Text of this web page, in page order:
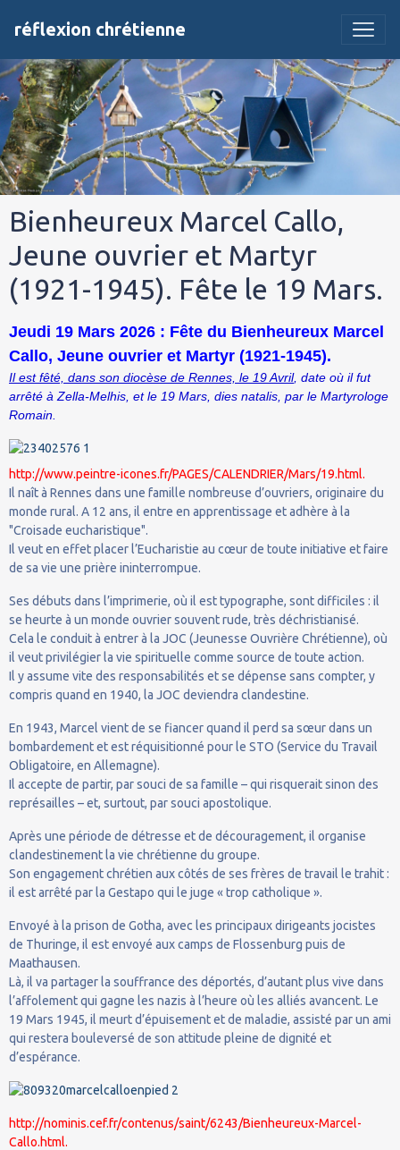
réflexion chrétienne
Bienheureux Marcel Callo,
Jeune ouvrier et Martyr
(1921-1945). Fête le 19 Mars.
Jeudi 19 Mars 2026 : Fête du Bienheureux Marcel
Callo, Jeune ouvrier et Martyr (1921-1945).
Il est fêté, dans son diocèse de Rennes, le 19 Avril, date où il fut
arrêté à Zella-Melhis, et le 19 Mars, dies natalis, par le Martyrologe
Romain.
http://www.peintre-icones.fr/PAGES/CALENDRIER/Mars/19.html.
Il naît à Rennes dans une famille nombreuse d’ouvriers, originaire du
monde rural. A 12 ans, il entre en apprentissage et adhère à la
"Croisade eucharistique".
Il veut en effet placer l’Eucharistie au cœur de toute initiative et faire
de sa vie une prière ininterrompue.
Ses débuts dans l’imprimerie, où il est typographe, sont difficiles : il
se heurte à un monde ouvrier souvent rude, très déchristianisé.
Cela le conduit à entrer à la JOC (Jeunesse Ouvrière Chrétienne), où
il veut privilégier la vie spirituelle comme source de toute action.
Il y assume vite des responsabilités et se dépense sans compter, y
compris quand en 1940, la JOC deviendra clandestine.
En 1943, Marcel vient de se fiancer quand il perd sa sœur dans un
bombardement et est réquisitionné pour le STO (Service du Travail
Obligatoire, en Allemagne).
Il accepte de partir, par souci de sa famille – qui risquerait sinon des
représailles – et, surtout, par souci apostolique.
Après une période de détresse et de découragement, il organise
clandestinement la vie chrétienne du groupe.
Son engagement chrétien aux côtés de ses frères de travail le trahit :
il est arrêté par la Gestapo qui le juge « trop catholique ».
Envoyé à la prison de Gotha, avec les principaux dirigeants jocistes
de Thuringe, il est envoyé aux camps de Flossenburg puis de
Maathausen.
Là, il va partager la souffrance des déportés, d’autant plus vive dans
l’affolement qui gagne les nazis à l’heure où les alliés avancent. Le
19 Mars 1945, il meurt d’épuisement et de maladie, assisté par un ami
qui restera bouleversé de son attitude pleine de dignité et
d’espérance.
http://nominis.cef.fr/contenus/saint/6243/Bienheureux-Marcel-
Callo.html.